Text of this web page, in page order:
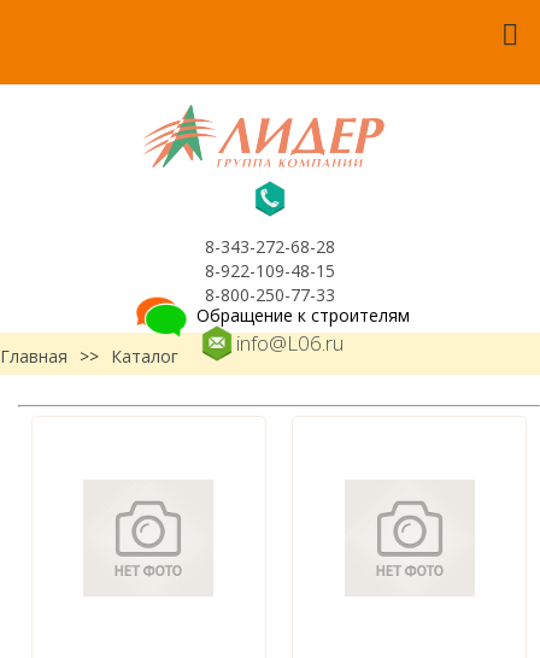
8-343-272-68-28
8-922-109-48-15
8-800-250-77-33
info@L06.ru
Обращение к строителям
Главная
>> Каталог